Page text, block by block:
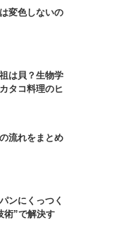
変色しないの
は貝？生物学
タコ料理のヒ
流れをまとめ
ンにくっつく
術”で解決す